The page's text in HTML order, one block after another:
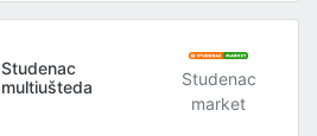
Studenac
multiušteda
Studenac
market